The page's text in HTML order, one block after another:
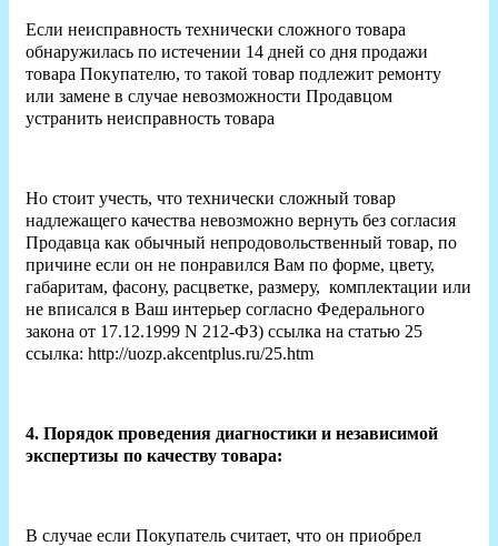
Если неисправность технически сложного товара
обнаружилась по истечении 14 дней со дня продажи
товара Покупателю, то такой товар подлежит ремонту
или замене в случае невозможности Продавцом
устранить неисправность товара
Но стоит учесть, что технически сложный товар
надлежащего качества невозможно вернуть без согласия
Продавца как обычный непродовольственный товар, по
причине если он не понравился Вам по форме, цвету,
габаритам, фасону, расцветке, размеру, комплектации или
не вписался в Ваш интерьер согласно Федерального
закона от 17.12.1999 N 212-ФЗ) ссылка на статью 25
ссылка: http://uozp.akcentplus.ru/25.htm
4. Порядок проведения диагностики и независимой
экспертизы по качеству товара:
В случае если Покупатель считает, что он приобрел